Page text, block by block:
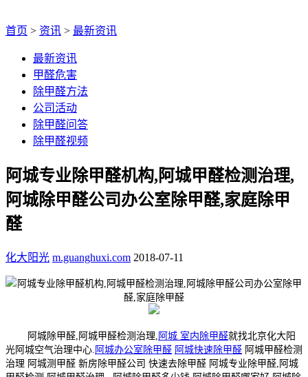
首页 > 资讯 > 最新资讯
最新资讯
甲醛危害
除甲醛方法
公司活动
除甲醛问答
除甲醛视频
阿城专业除甲醛机构,阿城甲醛检测治理,
阿城除甲醛公司办公室除甲醛,家庭除甲
醛
化大阳光 m.guanghuxi.com 2018-07-11
阿城除甲醛,阿城甲醛检测治理, 阿城 室内除甲醛就找北京化大阳
光阿城空气治理中心. 阿城办公室除甲醛 阿城快速除甲醛 阿城甲醛检测
治理 阿城测甲醛 新房除甲醛公司 快速去除甲醛 阿城专业除甲醛,阿城